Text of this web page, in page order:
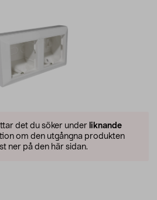
det du söker under liknande
om den utgångna produkten
ner på den här sidan.